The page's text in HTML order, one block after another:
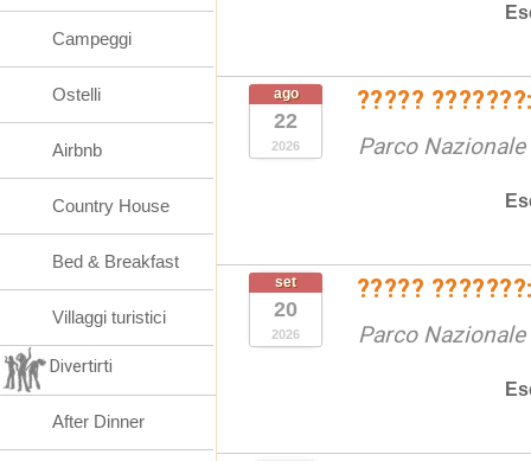
ago
22
2026
?????
Parco
set
20
2026
?????
Parco
Campeggi
Ostelli
Airbnb
Country House
Bed & Breakfast
Villaggi turistici
Divertirti
After Dinner